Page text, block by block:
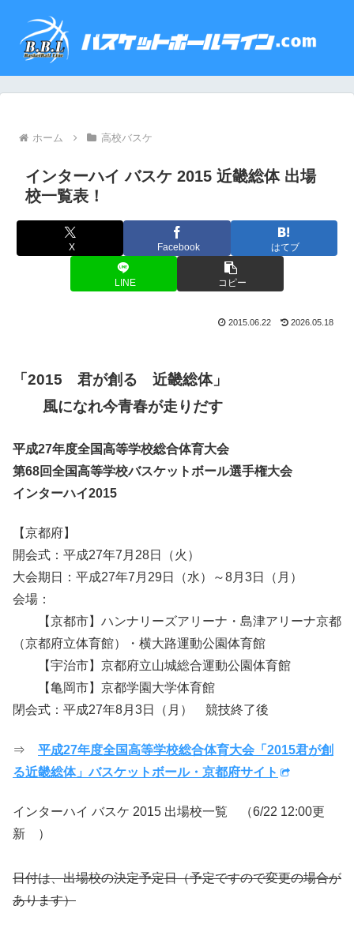
ホーム 高校バスケ
インターハイ バスケ 2015 近畿総体 出場
校一覧表！
X Facebook はてブ
LINE コピー
2015.06.22 2026.05.18
「2015 君が創る 近畿総体」
風になれ今青春が走りだす
平成27年度全国高等学校総合体育大会
第68回全国高等学校バスケットボール選手権大会
インターハイ2015
【京都府】
開会式：平成27年7月28日（火）
大会期日：平成27年7月29日（水）～8月3日（月）
会場：
【京都市】ハンナリーズアリーナ・島津アリーナ京都
（京都府立体育館）・横大路運動公園体育館
【宇治市】京都府立山城総合運動公園体育館
【亀岡市】京都学園大学体育館
閉会式：平成27年8月3日（月） 競技終了後
⇒ 平成27年度全国高等学校総合体育大会「2015君が創
る近畿総体」バスケットボール・京都府サイト
インターハイ バスケ 2015 出場校一覧 （6/22 12:00更
新 ）
日付は、出場校の決定予定日（予定ですので変更の場合が
あります）